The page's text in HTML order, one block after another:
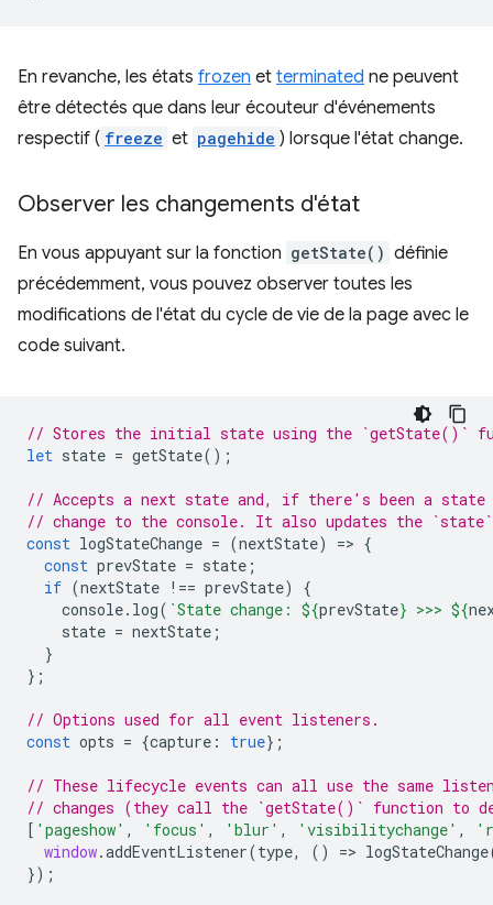
En revanche, les états frozen et terminated ne peuvent
être détectés que dans leur écouteur d'événements
respectif ( freeze et pagehide ) lorsque l'état change.
Observer les changements d'état
En vous appuyant sur la fonction getState() définie
précédemment, vous pouvez observer toutes les
modifications de l'état du cycle de vie de la page avec le
code suivant.
// Stores the initial state using the `getState()`
let state = getState();
// Accepts a next state and, if there's been a state
// change to the console. It also updates the `state`
const logStateChange = (nextState) => {
const prevState = state ;
if (nextState !== prevState)
{
console. log( `State change: ${prevState} >>> ${
state = nextState ;
}
};
// Options used for all event listeners.
const opts = {capture : true};
// These lifecycle events can all use the same
// changes (they call the `getState()` function to
[ 'pageshow' , 'focus' , 'blur' , 'visibilitychange' ,
window.addEventListener(type, () => logStateChange
});